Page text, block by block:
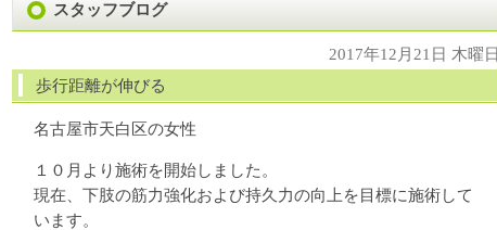
スタッフブログ
2017年12月21日 木曜日
歩行距離が伸びる
名古屋市天白区の女性
１０月より施術を開始しました。
現在、下肢の筋力強化および持久力の向上を目標に施術して
います。